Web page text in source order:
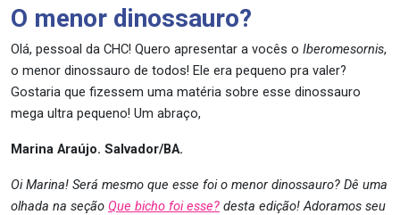
O menor dinossauro?
Olá, pessoal da CHC! Quero apresentar a vocês o Iberomesornis,
o menor dinossauro de todos! Ele era pequeno pra valer?
Gostaria que fizessem uma matéria sobre esse dinossauro
mega ultra pequeno! Um abraço,
Marina Araújo. Salvador/BA.
Oi Marina! Será mesmo que esse foi o menor dinossauro? Dê uma
olhada na seção Que bicho foi esse? desta edição! Adoramos seu